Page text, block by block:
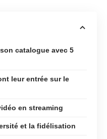
catalogue avec 5
leur entrée sur le
en streaming
et la fidélisation